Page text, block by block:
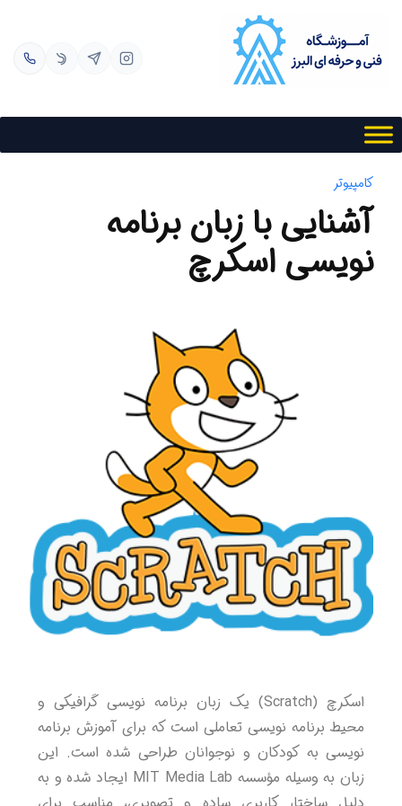
کامپیوتر
آشنایی با زبان برنامه
نویسی اسکرچ
اسکرچ (Scratch) یک زبان برنامه نویسی گرافیکی و
محیط برنامه نویسی تعاملی است که برای آموزش برنامه
نویسی به کودکان و نوجوانان طراحی شده است. این
زبان به وسیله مؤسسه MIT Media Lab ایجاد شده و به